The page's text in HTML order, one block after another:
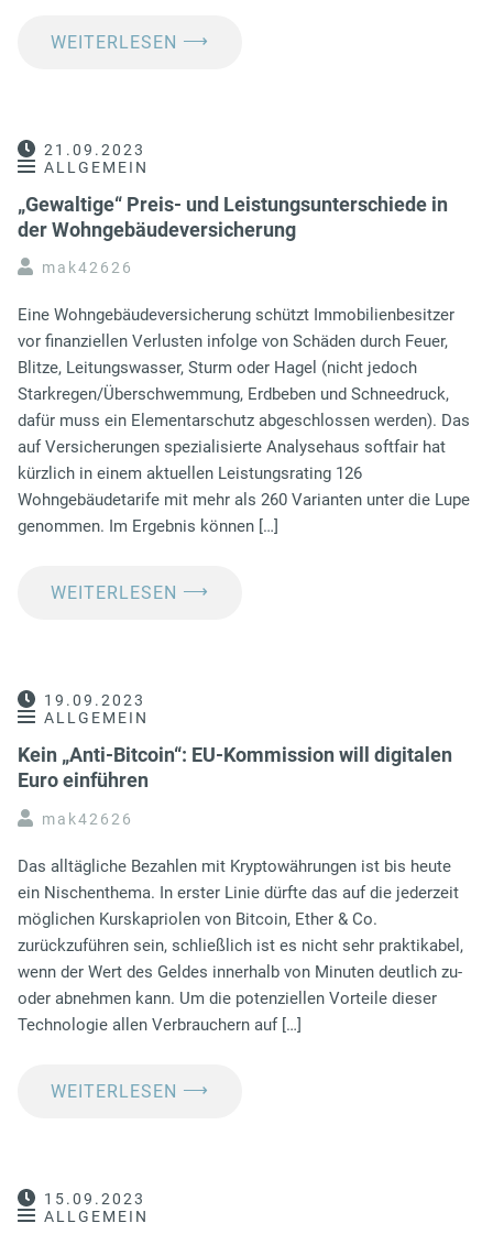
WEITERLESEN ⟶
21.09.2023
ALLGEMEIN
„Gewaltige“ Preis- und Leistungsunterschiede in
der Wohngebäudeversicherung
mak42626
Eine Wohngebäudeversicherung schützt Immobilienbesitzer
vor finanziellen Verlusten infolge von Schäden durch Feuer,
Blitze, Leitungswasser, Sturm oder Hagel (nicht jedoch
Starkregen/Überschwemmung, Erdbeben und Schneedruck,
dafür muss ein Elementarschutz abgeschlossen werden). Das
auf Versicherungen spezialisierte Analysehaus softfair hat
kürzlich in einem aktuellen Leistungsrating 126
Wohngebäudetarife mit mehr als 260 Varianten unter die Lupe
genommen. Im Ergebnis können […]
WEITERLESEN ⟶
19.09.2023
ALLGEMEIN
Kein „Anti-Bitcoin“: EU-Kommission will digitalen
Euro einführen
mak42626
Das alltägliche Bezahlen mit Kryptowährungen ist bis heute
ein Nischenthema. In erster Linie dürfte das auf die jederzeit
möglichen Kurskapriolen von Bitcoin, Ether & Co.
zurückzuführen sein, schließlich ist es nicht sehr praktikabel,
wenn der Wert des Geldes innerhalb von Minuten deutlich zu-
oder abnehmen kann. Um die potenziellen Vorteile dieser
Technologie allen Verbrauchern auf […]
WEITERLESEN ⟶
15.09.2023
ALLGEMEIN